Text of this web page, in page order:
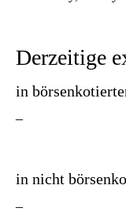
Derzeitige
in
–
in nicht
–